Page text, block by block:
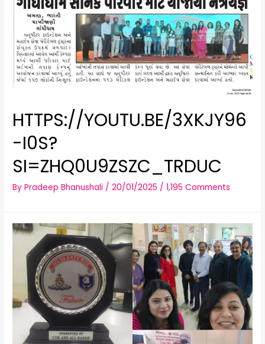
कैम्प
आयोजन
किया
गया
HTTPS://YOUTU.BE/3XKJY96
-I0S?
SI=ZHQ0U9ZSZC_TRDUC
ByPradeep Bhanushali /20/01/2025 /1,195 Comments